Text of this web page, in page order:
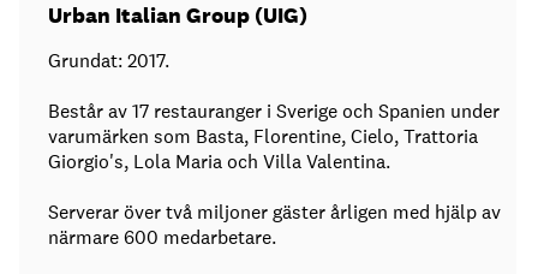
Urban Italian Group (UIG)
Grundat: 2017.
Består av 17 restauranger i Sverige och Spanien under
varumärken som Basta, Florentine, Cielo, Trattoria
Giorgio's, Lola Maria och Villa Valentina.
Serverar över två miljoner gäster årligen med hjälp av
närmare 600 medarbetare.